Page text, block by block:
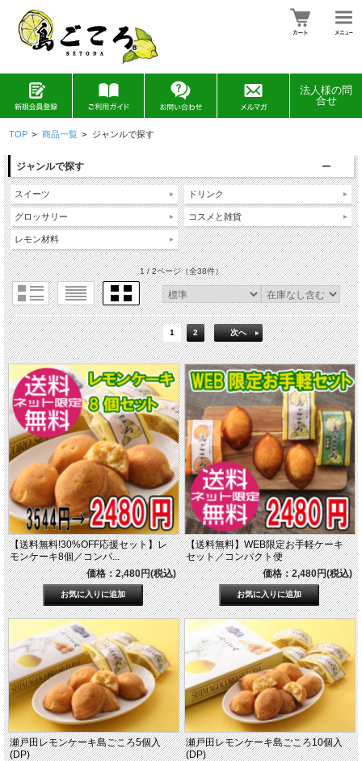
法人様の問
合せ
TOP > 商品一覧 > ジャンルで探す
ジャンルで探す
スイーツ
グロッサリー
レモン材料
ドリンク
コスメと雑貨
1 / 2ページ（全38件）
1 2 次へ
【送料無料!30%OFF応援セット】レ
モンケーキ8個／コンパ...
価格：2,480円(税込)
【送料無料】WEB限定お手軽ケーキ
セット／コンパクト便
価格：2,480円(税込)
瀬戸田レモンケーキ島ごころ5個入
(DP)
瀬戸田レモンケーキ島ごころ10個入
(DP)